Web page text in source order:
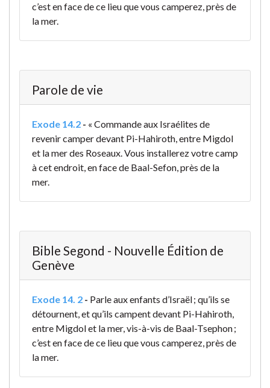
c’est en face de ce lieu que vous camperez, près de
la mer.
Parole de vie
Exode 14.2 - « Commande aux Israélites de
revenir camper devant Pi-Hahiroth, entre Migdol
et la mer des Roseaux. Vous installerez votre camp
à cet endroit, en face de Baal-Sefon, près de la
mer.
Bible Segond - Nouvelle Édition de
Genève
Exode 14. 2 - Parle aux enfants d’Israël ; qu’ils se
détournent, et qu’ils campent devant Pi-Hahiroth,
entre Migdol et la mer, vis-à-vis de Baal-Tsephon ;
c’est en face de ce lieu que vous camperez, près de
la mer.